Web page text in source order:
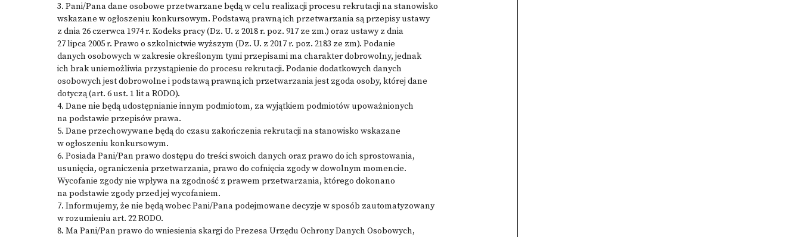
3. Pani/Pana dane osobowe przetwarzane będą w celu realizacji procesu rekrutacji na stanowisko
wskazane w ogłoszeniu konkursowym. Podstawą prawną ich przetwarzania są przepisy ustawy
z dnia 26 czerwca 1974 r. Kodeks pracy (Dz. U. z 2018 r. poz. 917 ze zm.) oraz ustawy z dnia
27 lipca 2005 r. Prawo o szkolnictwie wyższym (Dz. U. z 2017 r. poz. 2183 ze zm). Podanie
danych osobowych w zakresie określonym tymi przepisami ma charakter dobrowolny, jednak
ich brak uniemożliwia przystąpienie do procesu rekrutacji. Podanie dodatkowych danych
osobowych jest dobrowolne i podstawą prawną ich przetwarzania jest zgoda osoby, której dane
dotyczą (art. 6 ust. 1 lit a RODO).
4. Dane nie będą udostępnianie innym podmiotom, za wyjątkiem podmiotów upoważnionych
na podstawie przepisów prawa.
5. Dane przechowywane będą do czasu zakończenia rekrutacji na stanowisko wskazane
w ogłoszeniu konkursowym.
6. Posiada Pani/Pan prawo dostępu do treści swoich danych oraz prawo do ich sprostowania,
usunięcia, ograniczenia przetwarzania, prawo do cofnięcia zgody w dowolnym momencie.
Wycofanie zgody nie wpływa na zgodność z prawem przetwarzania, którego dokonano
na podstawie zgody przed jej wycofaniem.
7. Informujemy, że nie będą wobec Pani/Pana podejmowane decyzje w sposób zautomatyzowany
w rozumieniu art. 22 RODO.
8. Ma Pani/Pan prawo do wniesienia skargi do Prezesa Urzędu Ochrony Danych Osobowych,